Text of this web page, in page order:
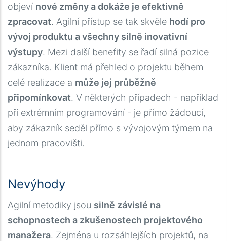
objeví nové změny a dokáže je efektivně
zpracovat. Agilní přístup se tak skvěle hodí pro
vývoj produktu a všechny silně inovativní
výstupy. Mezi další benefity se řadí silná pozice
zákazníka. Klient má přehled o projektu během
celé realizace a může jej průběžně
připomínkovat. V některých případech - například
při extrémním programování - je přímo žádoucí,
aby zákazník seděl přímo s vývojovým týmem na
jednom pracovišti.
Nevýhody
Agilní metodiky jsou silně závislé na
schopnostech a zkušenostech projektového
manažera. Zejména u rozsáhlejších projektů, na